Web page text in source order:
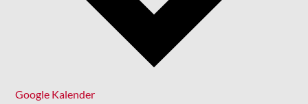
Google Kalender